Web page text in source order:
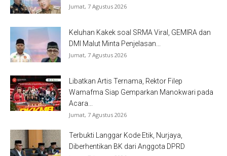
Jumat, 7 Agustus 2026
Keluhan Kakek soal SRMA Viral, GEMIRA dan
DMI Malut Minta Penjelasan...
Jumat, 7 Agustus 2026
Libatkan Artis Ternama, Rektor Filep
Wamafma Siap Gemparkan Manokwari pada
Acara...
Jumat, 7 Agustus 2026
Terbukti Langgar Kode Etik, Nurjaya,
Diberhentikan BK dari Anggota DPRD